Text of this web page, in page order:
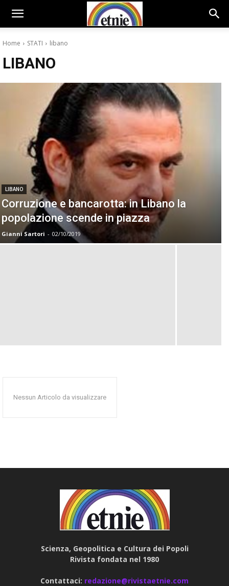
Home STATI libano
LIBANO
LIBANO
Corruzione e bancarotta: in Libano la
popolazione scende in piazza
Gianni Sartori - 02/10/2019
Nessun Articolo da visualizzare
Scienza, Geopolitica e Cultura dei Popoli
Rivista fondata nel 1980
Contattaci: redazione@rivistaetnie.com